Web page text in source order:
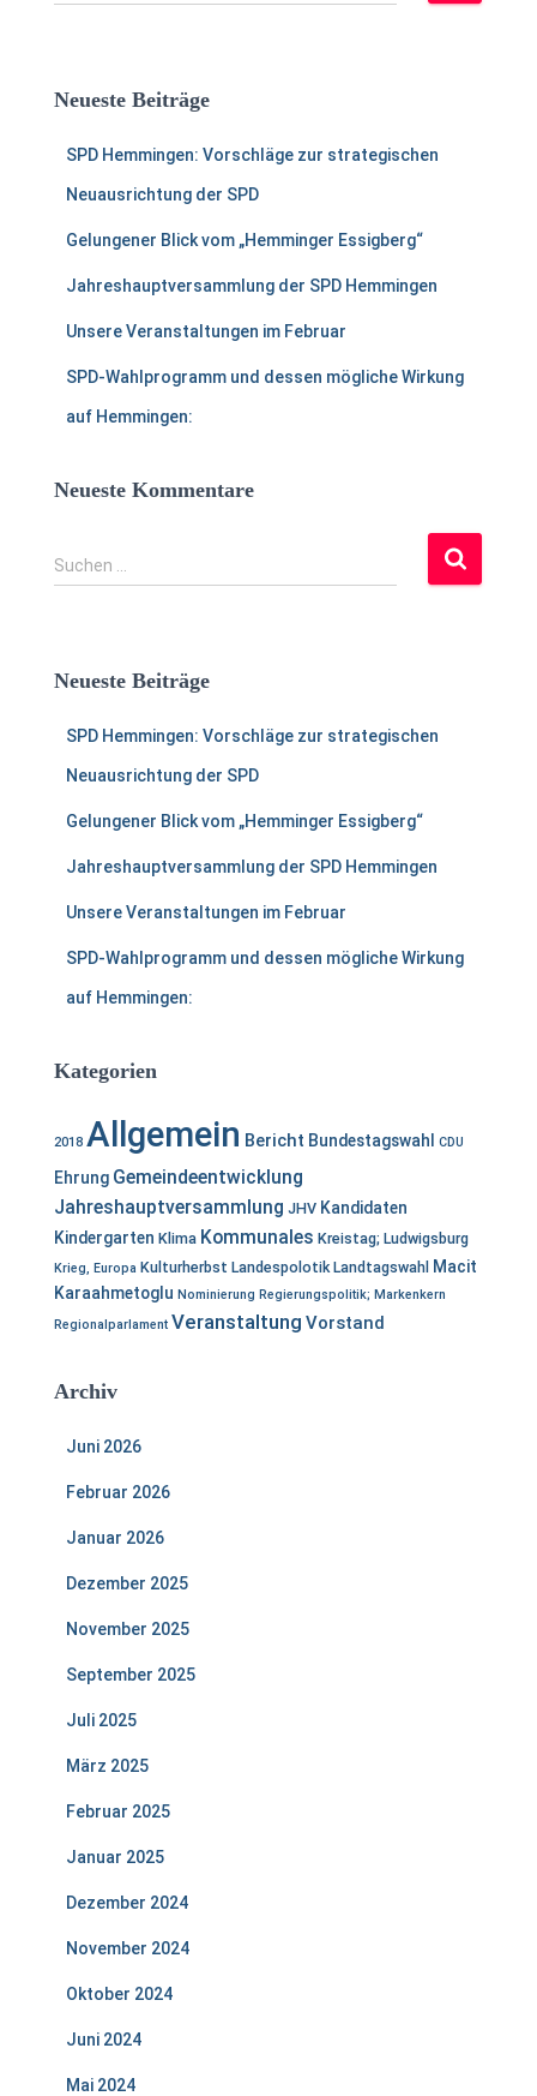
n
Neueste Beiträge
SPD Hemmingen: Vorschläge zur strategischen
Neuausrichtung der SPD
Gelungener Blick vom „Hemminger Essigberg“
Jahreshauptversammlung der SPD Hemmingen
Unsere Veranstaltungen im Februar
SPD-Wahlprogramm und dessen mögliche Wirkung
auf Hemmingen:
Neueste Kommentare
S
u
n
Suchen …
Neueste Beiträge
SPD Hemmingen: Vorschläge zur strategischen
Neuausrichtung der SPD
Gelungener Blick vom „Hemminger Essigberg“
Jahreshauptversammlung der SPD Hemmingen
Unsere Veranstaltungen im Februar
SPD-Wahlprogramm und dessen mögliche Wirkung
auf Hemmingen:
Kategorien
2018 Allgemein Bericht Bundestagswahl CDU
Ehrung Gemeindeentwicklung
Jahreshauptversammlung JHV Kandidaten
Kindergarten Klima Kommunales Kreistag; Ludwigsburg
Krieg, Europa Kulturherbst Landespolotik Landtagswahl Macit
Karaahmetoglu Nominierung Regierungspolitik; Markenkern
Regionalparlament Veranstaltung Vorstand
Archiv
Juni 2026
Februar 2026
Januar 2026
Dezember 2025
November 2025
September 2025
Juli 2025
März 2025
Februar 2025
Januar 2025
Dezember 2024
November 2024
Oktober 2024
Juni 2024
Mai 2024